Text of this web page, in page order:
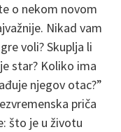
o nekom novom
Nikad vam
voli? Skuplja li
star? Koliko ima
njegov otac?”
priča
što je u životu